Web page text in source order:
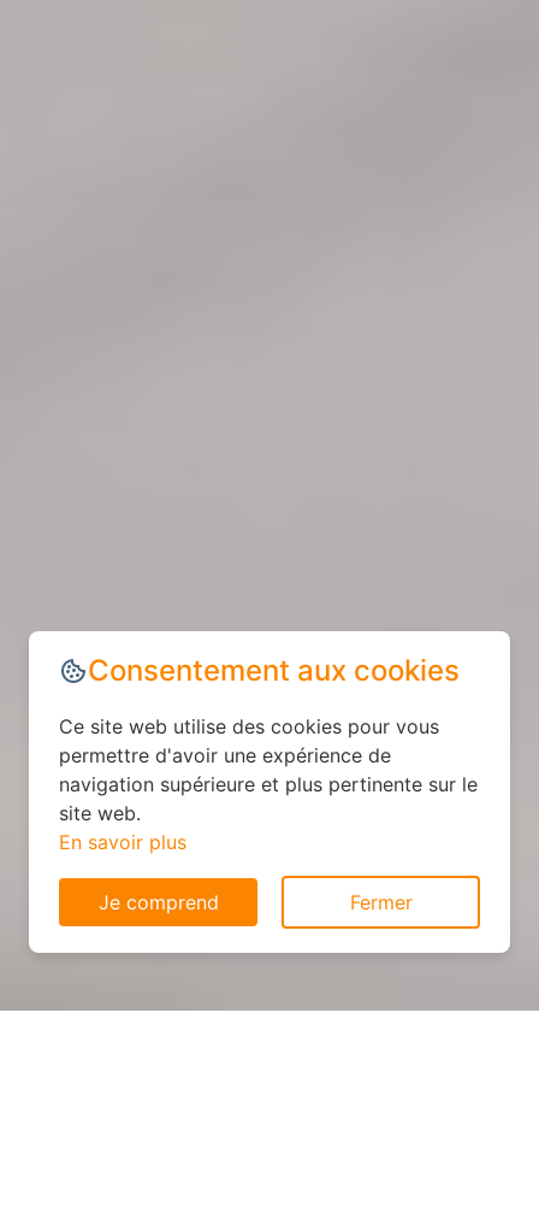
Consentement aux cookies
Ce site web utilise des cookies pour vous
permettre d'avoir une expérience de
navigation supérieure et plus pertinente sur le
site web.
En savoir plus
Je comprend Fermer